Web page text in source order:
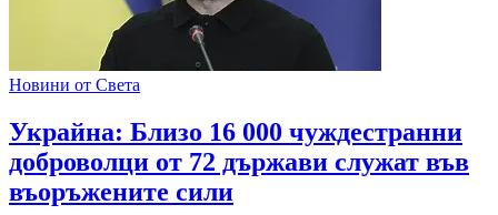
Новини от Света
Украйна: Близо 16 000 чуждестранни
доброволци от 72 държави служат във
въоръжените сили